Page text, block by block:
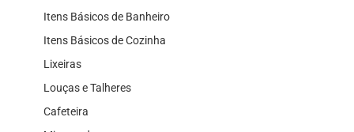
Itens Básicos de Banheiro
Itens Básicos de Cozinha
Lixeiras
Louças e Talheres
Cafeteira